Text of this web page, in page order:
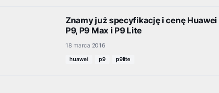
Znamy już specyfikację i cenę Huawei
P9, P9 Max i P9 Lite
18 marca 2016
huawei p9 p9lite